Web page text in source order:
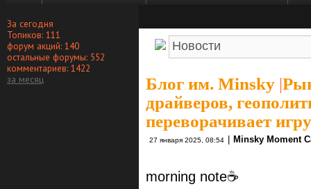
За сегодня
Топиков: 111
форум акций: 140
остальные форумы: 552
комментариев: 1422
за месяц
Блог им. Minsky |
драйверов,
переворачивает игру
27 января 2025, 08:54 Minsky Moment
morning note☕️